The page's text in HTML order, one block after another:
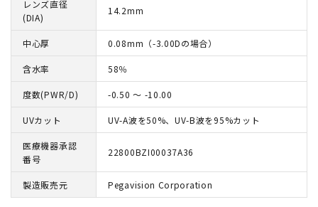
レンズ直径
(DIA)
14.2mm
中心厚 0.08mm（-3.00Dの場合）
含水率 58％
度数(PWR/D) -0.50 ～ -10.00
UVカット UV-A波を50%、UV-B波を95%カット
医療機器承認
番号
22800BZI00037A36
製造販売元 Pegavision Corporation